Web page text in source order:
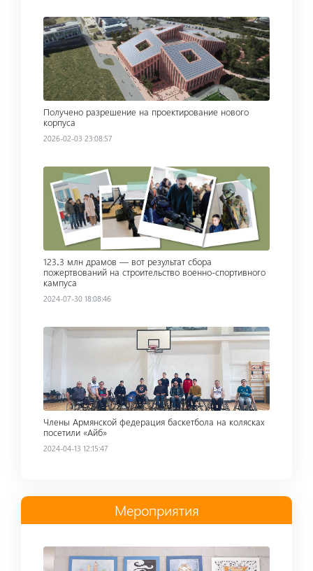
Read more
Получено разрешение на проектирование нового
корпуса
2026-02-03 23:08:57
Read more
123․3 млн драмов — вот результат сбора
пожертвований на строительство военно-спортивного
кампуса
2024-07-30 18:08:46
Read more
Члены Армянской федерация баскетбола на колясках
посетили «Айб»
2024-04-13 12:15:47
Мероприятия
Read more